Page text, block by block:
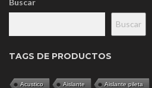
Buscar
TAGS DE PRODUCTOS
Acustico Aislante Aislante pileta